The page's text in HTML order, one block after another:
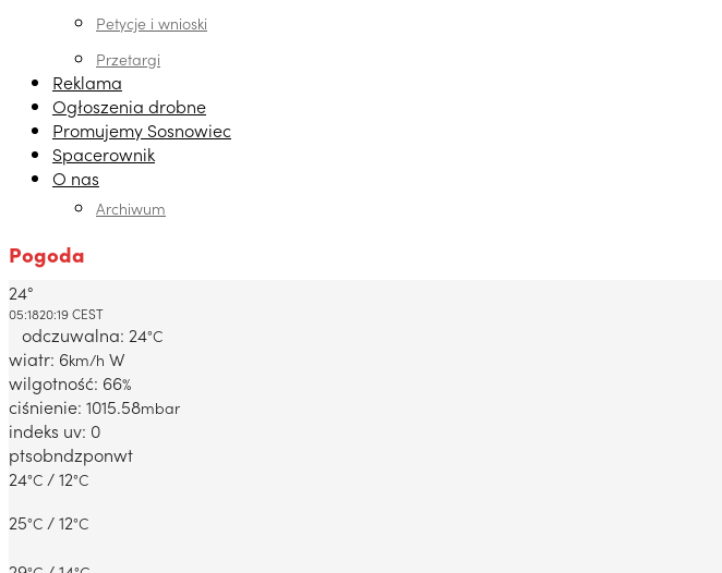
Petycje i wnioski
Przetargi
Reklama
Ogłoszenia drobne
Promujemy Sosnowiec
Spacerownik
O nas
Archiwum
Pogoda
Dabrowa Gornicza, PL
24°
05:1820:19 CEST
odczuwalna: 24°C
wiatr: 6km/h W
wilgotność: 66%
ciśnienie: 1015.58mbar
indeks uv: 0
ptsobndzponwt
24°C / 12°C
25°C / 12°C